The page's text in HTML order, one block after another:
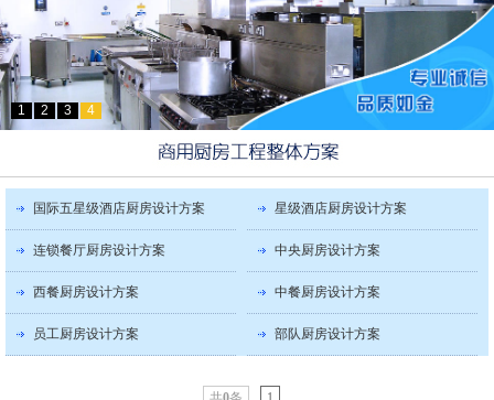
1 2 3 4
国际五星级酒店厨房设计方案 星级酒店厨房设计方案
连锁餐厅厨房设计方案 中央厨房设计方案
西餐厨房设计方案 中餐厨房设计方案
员工厨房设计方案 部队厨房设计方案